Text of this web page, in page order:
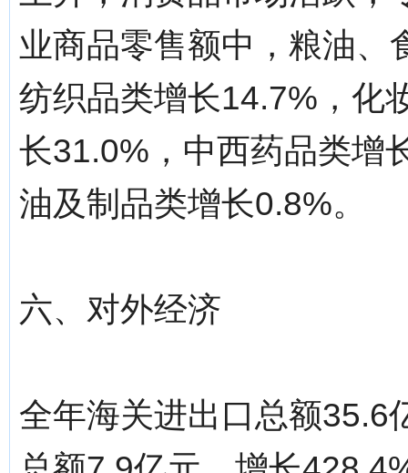
业商品零售额中，粮油、
纺织品类增长14.7%，化
长31.0%，中西药品类增
油及制品类增长0.8%。
六、对外经济
全年海关进出口总额35.6